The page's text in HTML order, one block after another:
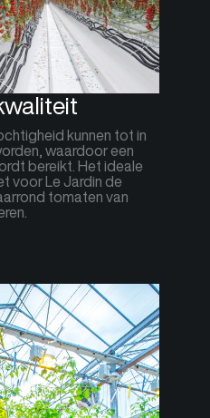
kunnen tot in
waardoor een
bereikt. Het ideale
voor Le Jardin de
tomaten van